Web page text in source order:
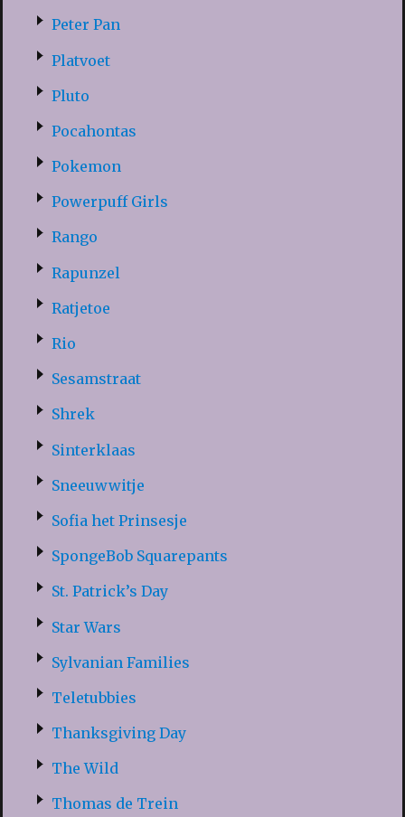
Peter Pan
Platvoet
Pluto
Pocahontas
Pokemon
Powerpuff Girls
Rango
Rapunzel
Ratjetoe
Rio
Sesamstraat
Shrek
Sinterklaas
Sneeuwwitje
Sofia het Prinsesje
SpongeBob Squarepants
St. Patrick’s Day
Star Wars
Sylvanian Families
Teletubbies
Thanksgiving Day
The Wild
Thomas de Trein